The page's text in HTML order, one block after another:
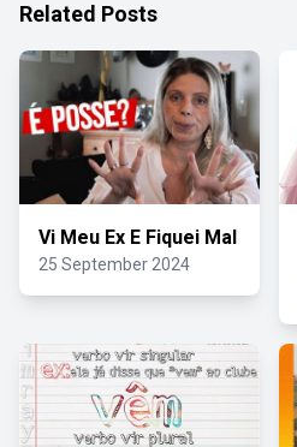
Related Posts
Vi Meu Ex E Fiquei Mal
25 September 2024